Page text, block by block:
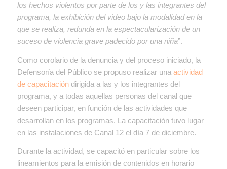
los hechos violentos por parte de los y las integrantes del
programa, la exhibición del video bajo la modalidad en la
que se realiza, redunda en la espectacularización de un
suceso de violencia grave padecido por una niña”.
Como corolario de la denuncia y del proceso iniciado, la
Defensoría del Público se propuso realizar una actividad
de capacitacióndirigida a las y los integrantes del
programa, y a todas aquellas personas del canal que
deseen participar, en función de las actividades que
desarrollan en los programas. La capacitación tuvo lugar
en las instalaciones de Canal 12 el día 7 de diciembre.
Durante la actividad, se capacitó en particular sobre los
lineamientos para la emisión de contenidos en horario